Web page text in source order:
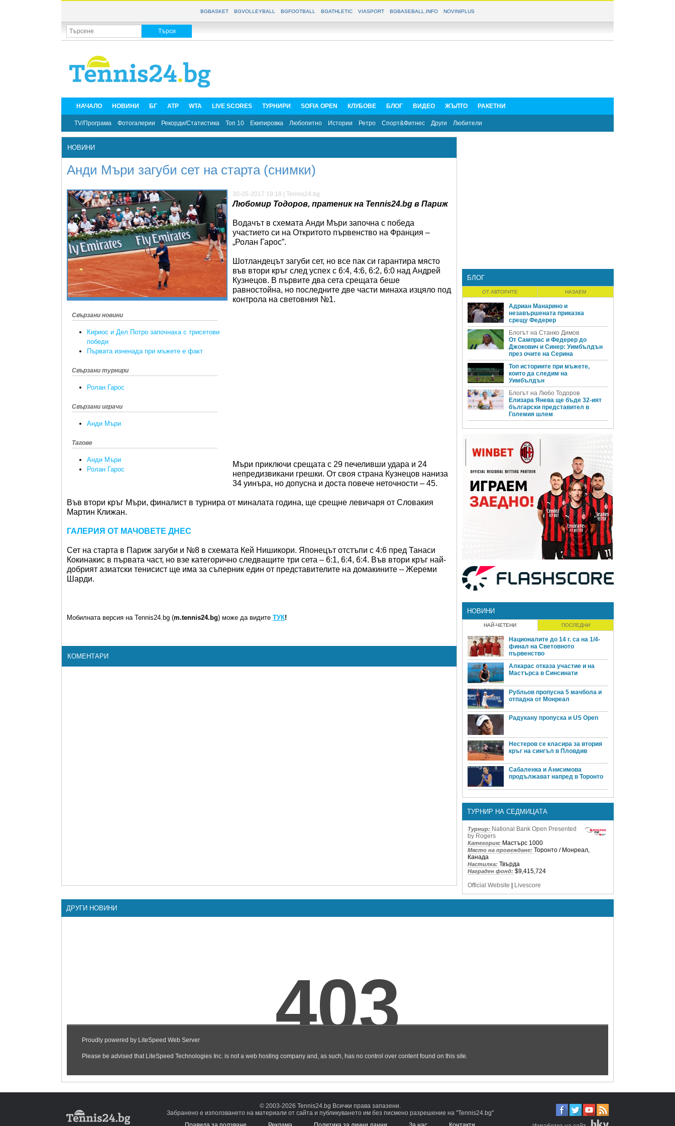
BGBASKET BGVOLLEYBALL BGFOOTBALL BGATHLETIC VIASPORT BGBASEBALL.INFO NOVINIPLUS
НАЧАЛО НОВИНИ БГ ATP WTA LIVE SCORES ТУРНИРИ SOFIA OPEN КЛУБОВЕ БЛОГ ВИДЕО ЖЪЛТО РАКЕТНИ
TV/Програма Фотогалерии Рекорди/Статистика Топ 10 Екипировка Любопитно Истории Ретро Спорт&Фитнес Други Любители
НОВИНИ
Анди Мъри загуби сет на старта (снимки)
Свързани новини
Кириос и Дел Потро започнаха с трисетови
победи
Първата изненада при мъжете е факт
Свързани турнири
Ролан Гарос
Свързани играчи
Анди Мъри
Тагове
Анди Мъри
Ролан Гарос
30-05-2017 19:18 | Tennis24.bg
Любомир Тодоров, пратеник на Tennis24.bg в Париж
Водачът в схемата Анди Мъри започна с победа
участието си на Откритото първенство на Франция –
„Ролан Гарос”.
Шотландецът загуби сет, но все пак си гарантира място
във втори кръг след успех с 6:4, 4:6, 6:2, 6:0 над Андрей
Кузнецов. В първите два сета срещата беше
равностойна, но последните две части минаха изцяло под
контрола на световния №1.
Мъри приключи срещата с 29 печеливши удара и 24
непредизвикани грешки. От своя страна Кузнецов наниза
34 уинъра, но допусна и доста повече неточности – 45.
Във втори кръг Мъри, финалист в турнира от миналата година, ще срещне левичаря от Словакия
Мартин Клижан.
ГАЛЕРИЯ ОТ МАЧОВЕТЕ ДНЕС
Сет на старта в Париж загуби и №8 в схемата Кей Нишикори. Японецът отстъпи с 4:6 пред Танаси
Кокинакис в първата част, но взе категорично следващите три сета – 6:1, 6:4, 6:4. Във втори кръг най-
добрият азиатски тенисист ще има за съперник един от представителите на домакините – Жереми
Шарди.
Мобилната версия на Tennis24.bg (m.tennis24.bg) може да видите ТУК!
КОМЕНТАРИ
БЛОГ
ОТ АВТОРИТЕ НАЗАЕМ
Адриан Манарино и
незавършената приказка
срещу Федерер
Блогът на Станко Димов
От Сампрас и Федерер до
Джокович и Синер: Уимбълдън
през очите на Серина
Топ историите при мъжете,
които да следим на
Уимбълдън
Блогът на Любо Тодоров
Елизара Янева ще бъде 32-ият
български представител в
Големия шлем
НОВИНИ
НАЙ-ЧЕТЕНИ ПОСЛЕДНИ
Националите до 14 г. са на 1/4-
финал на Световното
първенство
Алкарас отказа участие и на
Мастърса в Синсинати
Рубльов пропусна 5 мачбола и
отпадна от Монреал
Радукану пропуска и US Open
Нестеров се класира за втория
кръг на сингъл в Пловдив
Сабаленка и Анисимова
продължават напред в Торонто
ТУРНИР НА СЕДМИЦАТА
Турнир: National Bank Open Presented
by Rogers
Категория: Мастърс 1000
Място на провеждане: Торонто / Монреал,
Канада
Настилка: Твърда
Награден фонд: $9,415,724
Official Website | Livescore
ДРУГИ НОВИНИ
© 2003-2026 Tennis24.bg Всички права запазени.
Забранено е използването на материали от сайта и публикуването им без писмено разрешение на "Tennis24.bg"